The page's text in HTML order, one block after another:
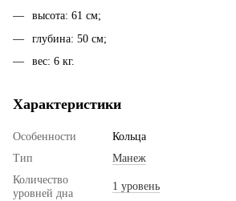
высота: 61 см;
глубина: 50 см;
вес: 6 кг.
Характеристики
Особенности
Кольца
Тип
Манеж
Количество
уровней дна
1 уровень